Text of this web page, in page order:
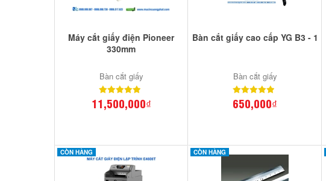
Máy cắt giấy điện Pioneer
330mm
Bàn cắt giấy
11,500,000₫
Bàn cắt giấy cao cấp YG B3 - 1
Bàn cắt giấy
650,000₫
CÒN HÀNG CÒN HÀNG